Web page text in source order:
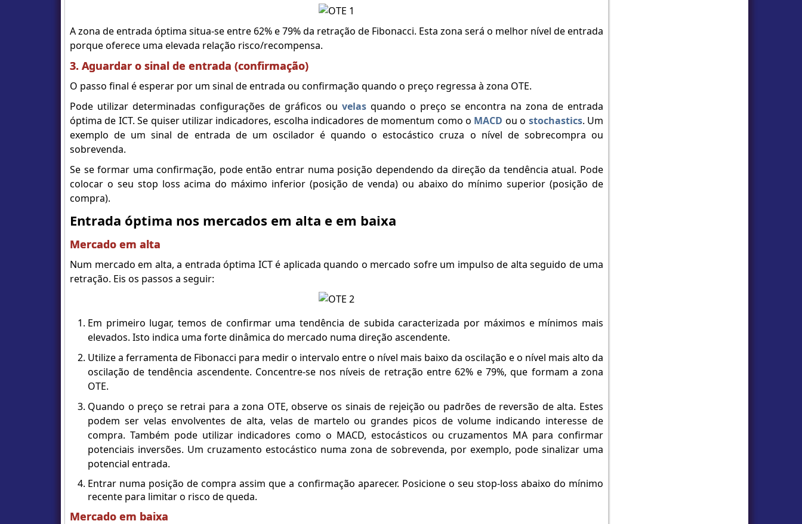
A zona de entrada óptima situa-se entre 62% e 79% da retração de Fibonacci. Esta zona será o melhor nível de entrada
porque oferece uma elevada relação risco/recompensa.
3. Aguardar o sinal de entrada (confirmação)
O passo final é esperar por um sinal de entrada ou confirmação quando o preço regressa à zona OTE.
Pode utilizar determinadas configurações de gráficos ou velas quando o preço se encontra na zona de entrada
óptima de ICT. Se quiser utilizar indicadores, escolha indicadores de momentum como o MACD ou o stochastics. Um
exemplo de um sinal de entrada de um oscilador é quando o estocástico cruza o nível de sobrecompra ou
sobrevenda.
Se se formar uma confirmação, pode então entrar numa posição dependendo da direção da tendência atual. Pode
colocar o seu stop loss acima do máximo inferior (posição de venda) ou abaixo do mínimo superior (posição de
compra).
Entrada óptima nos mercados em alta e em baixa
Mercado em alta
Num mercado em alta, a entrada óptima ICT é aplicada quando o mercado sofre um impulso de alta seguido de uma
retração. Eis os passos a seguir:
Em primeiro lugar, temos de confirmar uma tendência de subida caracterizada por máximos e mínimos mais
elevados. Isto indica uma forte dinâmica do mercado numa direção ascendente.
Utilize a ferramenta de Fibonacci para medir o intervalo entre o nível mais baixo da oscilação e o nível mais alto da
oscilação de tendência ascendente. Concentre-se nos níveis de retração entre 62% e 79%, que formam a zona
OTE.
Quando o preço se retrai para a zona OTE, observe os sinais de rejeição ou padrões de reversão de alta. Estes
podem ser velas envolventes de alta, velas de martelo ou grandes picos de volume indicando interesse de
compra. Também pode utilizar indicadores como o MACD, estocásticos ou cruzamentos MA para confirmar
potenciais inversões. Um cruzamento estocástico numa zona de sobrevenda, por exemplo, pode sinalizar uma
potencial entrada.
Entrar numa posição de compra assim que a confirmação aparecer. Posicione o seu stop-loss abaixo do mínimo
recente para limitar o risco de queda.
Mercado em baixa